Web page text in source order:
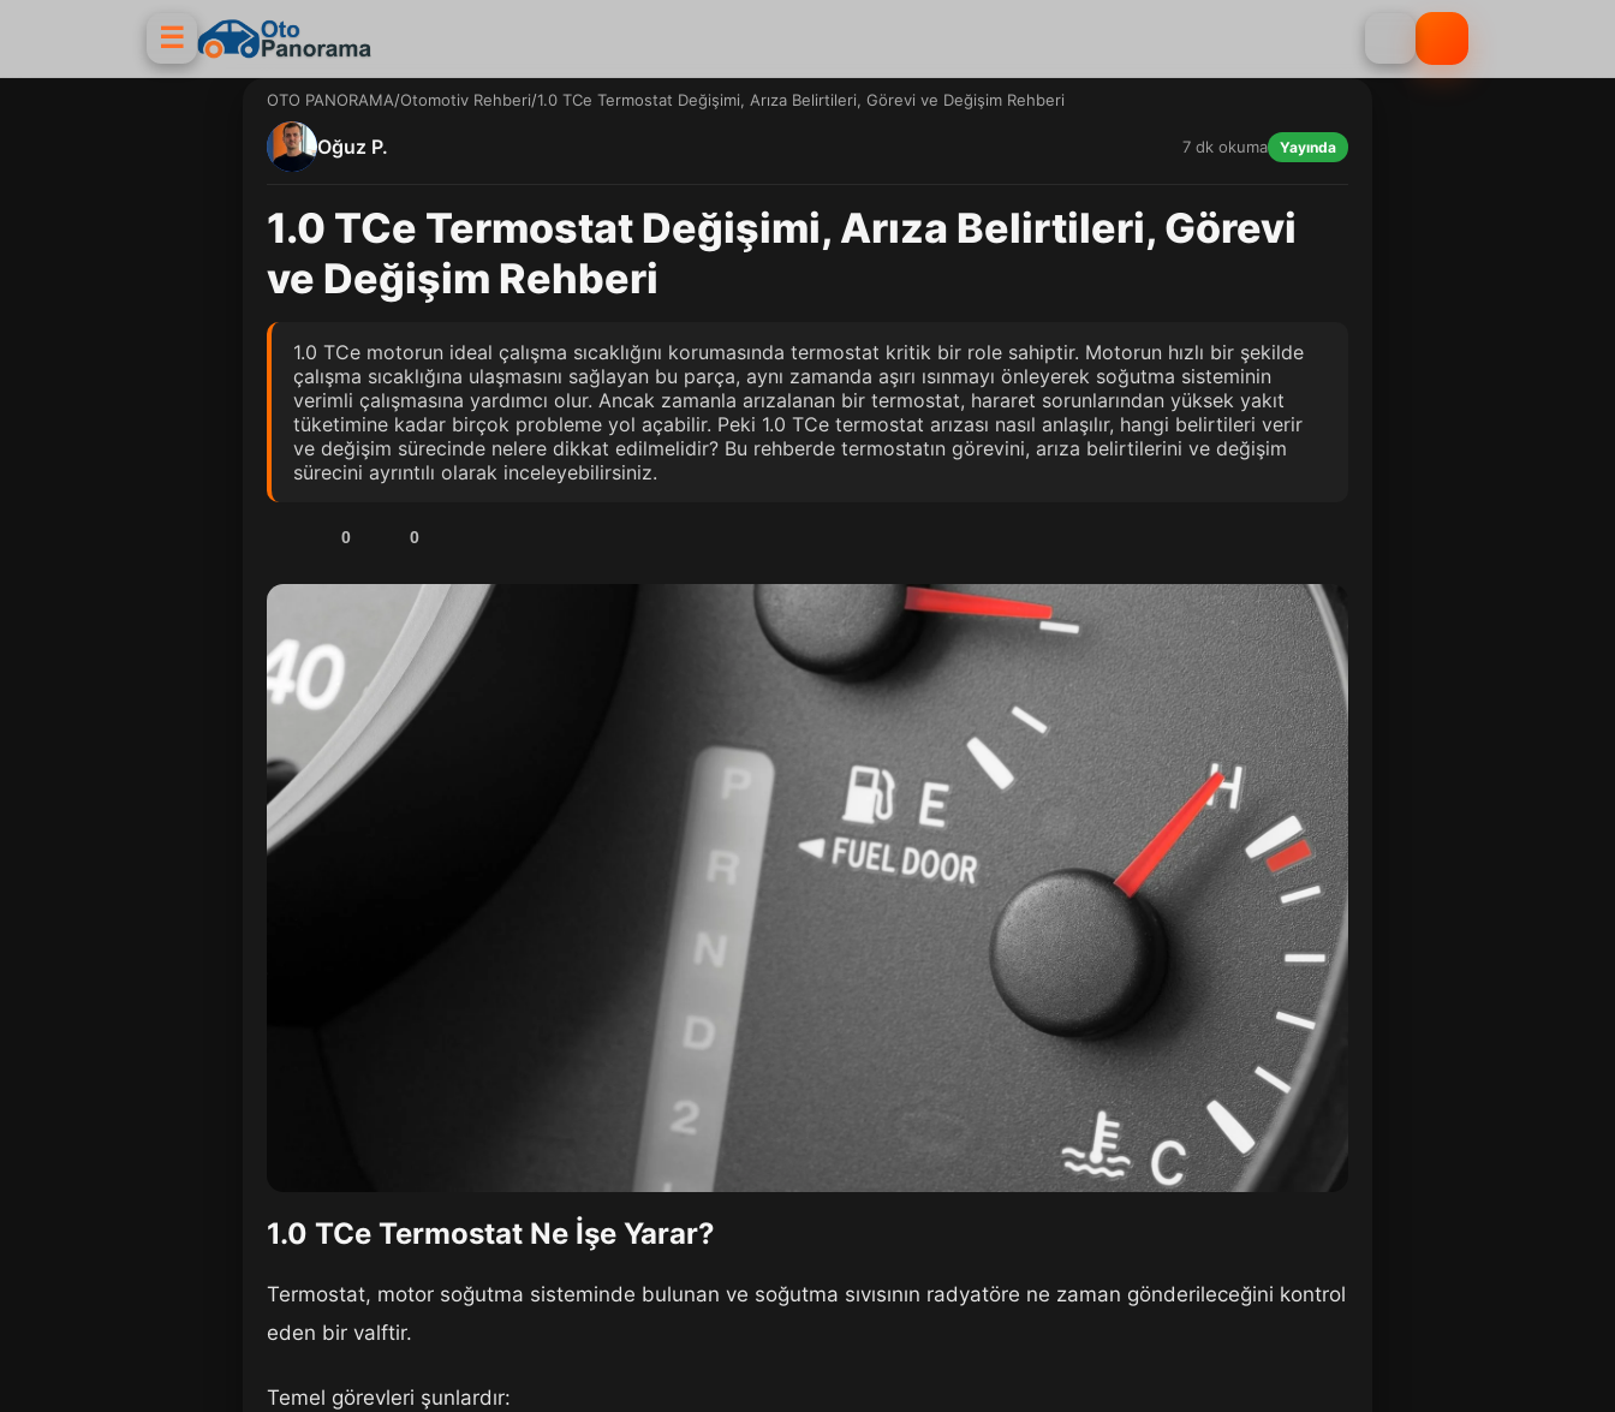
☰
OTO PANORAMA/Otomotiv Rehberi/1.0 TCe Termostat Değişimi, Arıza Belirtileri, Görevi ve Değişim Rehberi
Oğuz P. 7 dk okuma Yayında
1.0 TCe Termostat Değişimi, Arıza Belirtileri, Görevi
ve Değişim Rehberi
1.0 TCe motorun ideal çalışma sıcaklığını korumasında termostat kritik bir role sahiptir. Motorun hızlı bir şekilde
çalışma sıcaklığına ulaşmasını sağlayan bu parça, aynı zamanda aşırı ısınmayı önleyerek soğutma sisteminin
verimli çalışmasına yardımcı olur. Ancak zamanla arızalanan bir termostat, hararet sorunlarından yüksek yakıt
tüketimine kadar birçok probleme yol açabilir. Peki 1.0 TCe termostat arızası nasıl anlaşılır, hangi belirtileri verir
ve değişim sürecinde nelere dikkat edilmelidir? Bu rehberde termostatın görevini, arıza belirtilerini ve değişim
sürecini ayrıntılı olarak inceleyebilirsiniz.
0 0
1.0 TCe Termostat Ne İşe Yarar?
Termostat, motor soğutma sisteminde bulunan ve soğutma sıvısının radyatöre ne zaman gönderileceğini kontrol
eden bir valftir.
Temel görevleri şunlardır: